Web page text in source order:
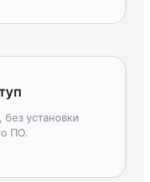
без установки
ПО.